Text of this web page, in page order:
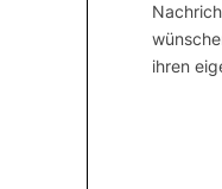
ihren